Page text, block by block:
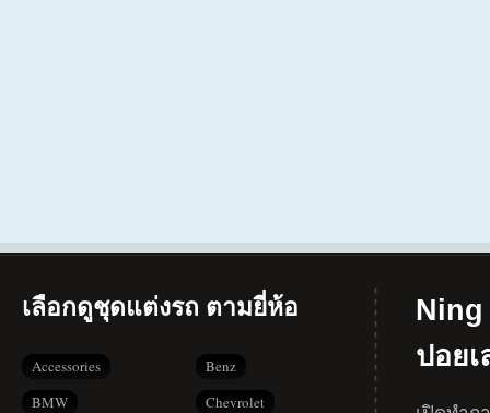
เลือกดูชุดแต่งรถ ตามยี่ห้อ
Accessories
Benz
BMW
Chevrolet
Ning
ปอย